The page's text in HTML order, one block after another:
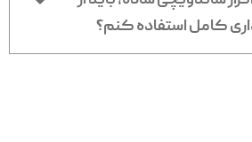
کامل استفاده کنم؟